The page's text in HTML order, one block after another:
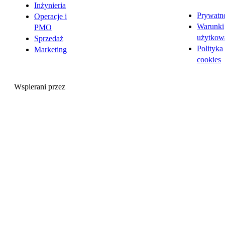
Inżynieria
Operacje i
PMO
Sprzedaż
Marketing
Warunki
Polityka
cookies
Wspierani przez